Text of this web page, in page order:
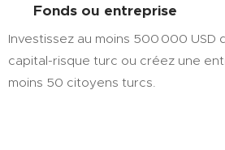
Fonds ou entreprise
Investissez au moins 500 000 USD
capital-risque turc ou créez une
moins 50 citoyens turcs.